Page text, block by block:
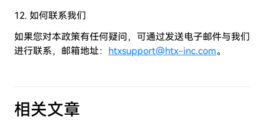
12. 如何联系我们
如果您对本政策有任何疑问，可通过发送电子邮件与我们
进行联系，邮箱地址： htxsupport@htx-inc.com。
相关文章